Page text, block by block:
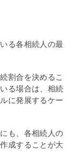
る各相続人の最
割合を決めるこ
る場合は、相続
に発展するケー
も、各相続人の
成することが大